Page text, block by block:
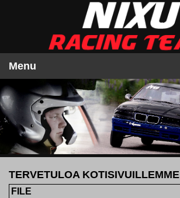
Menu
TERVETULOA KOTISIVUILLEMME
FILE